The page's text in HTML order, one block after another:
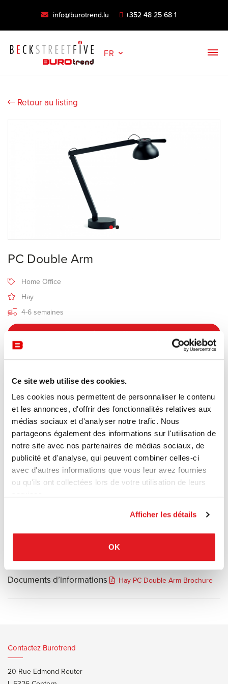
Ce site web utilise des cookies.
Les cookies nous permettent de personnaliser le contenu
et les annonces, d'offrir des fonctionnalités relatives aux
médias sociaux et d'analyser notre trafic. Nous
partageons également des informations sur l'utilisation de
notre site avec nos partenaires de médias sociaux, de
publicité et d'analyse, qui peuvent combiner celles-ci
avec d'autres informations que vous leur avez fournies
ou qu'ils ont collectées lors de votre utilisation de leurs
Afficher les détails
OK
info@burotrend.lu +352 48 25 68 1
FR
Retour au listing
PC Double Arm
Home Office
Hay
4-6 semaines
Recevoir une offre de prix
Description
Fabricant Hay
Design Pierre Charpin
La lampe a un design très fonctionnel avec une tête en
polycarbonate, des bras en aluminium et une base en ABS, avec
des ressorts à gaz dissimulés qui permettent aux bras et à la tête
de maintenir leur position partout où ils sont déplacés.
Un gradateur tactile intégré permet de contrôler le niveau de
Documents d’informations Hay PC Double Arm Brochure
Contactez Burotrend
20 Rue Edmond Reuter